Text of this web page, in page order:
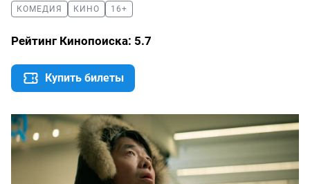
КОМЕДИЯ КИНО 16+
Рейтинг Кинопоиска: 5.7
Купить билеты